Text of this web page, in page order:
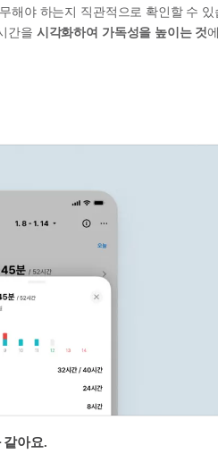
해야 하는지 직관적으로 확인할 수 있
간을 시각화하여 가독성을 높이는 것
같아요.